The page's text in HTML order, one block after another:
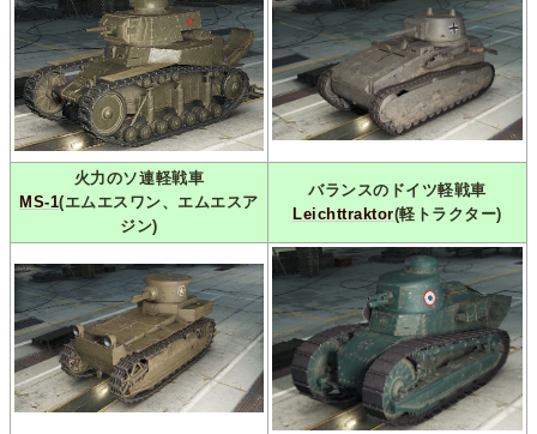
火力のソ連軽戦車
MS-1(エムエスワン、エムエスア
ジン)
バランスのドイツ軽戦車
Leichttraktor(軽トラクター)